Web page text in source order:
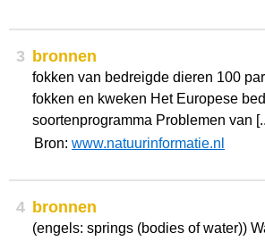
3 bronnen
fokken van bedreigde dieren 100
fokken en kweken Het Europese
soortenprogramma Problemen van
Bron: www.natuurinformatie.nl
4 bronnen
(engels: springs (bodies of water))